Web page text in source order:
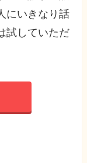
にいきなり話
試していただ